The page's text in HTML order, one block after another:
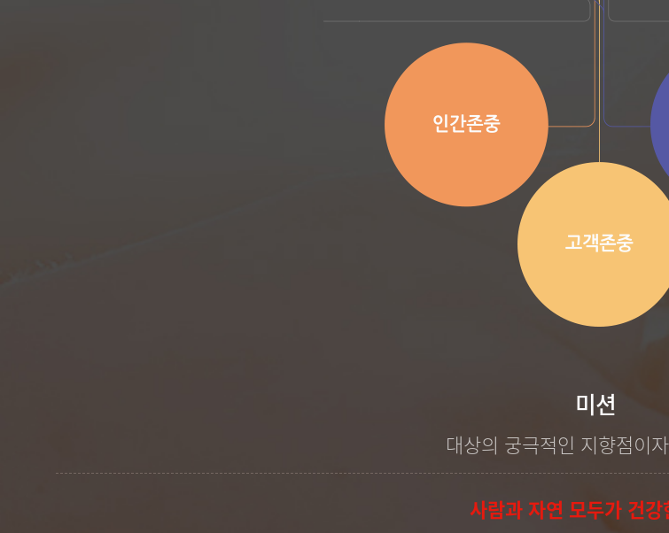
미션
대상의 궁극적인 지향점이
사람과 자연 모두가 건